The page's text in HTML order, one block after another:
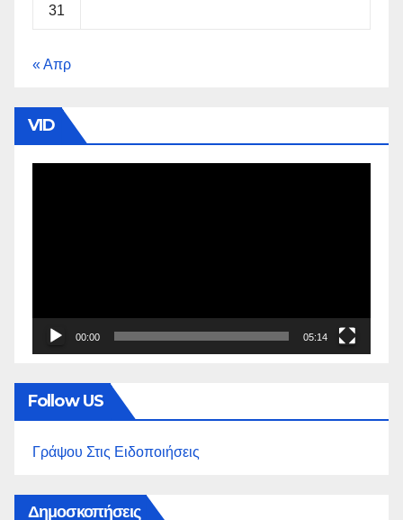
31
« Απρ
VID
00:00 05:14
Follow US
Γράψου Στις Ειδοποιήσεις
Δημοσκοπήσεις